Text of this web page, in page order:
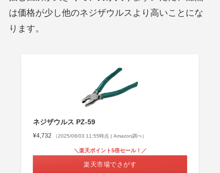
は価格が少し他のネジザウルスより高いことにな
ります。
ネジザウルス PZ-59
¥4,732 （2025/08/03 11:55時点 | Amazon調べ）
＼楽天ポイント5倍セール！／
楽天市場でさがす